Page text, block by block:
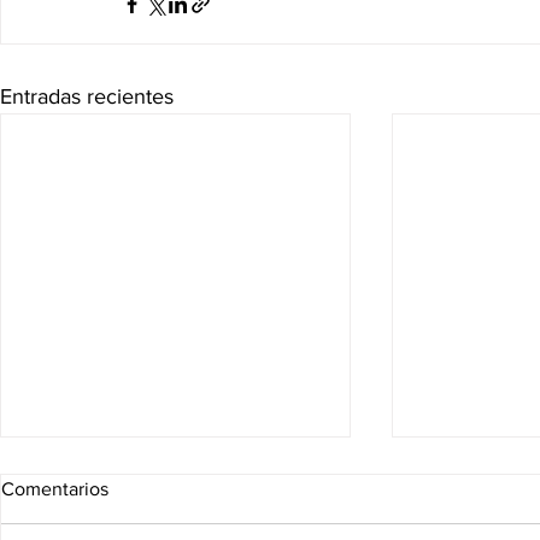
Entradas recientes
Comentarios